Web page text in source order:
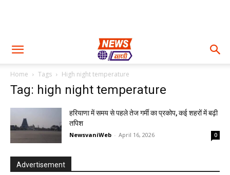
Home Tags High night temperature
Tag: high night temperature
हरियाणा में समय से पहले तेज गर्मी का प्रकोप, कई शहरों में बढ़ी
तपिश
NewsvaniWeb - April 16, 2026 0
Advertisement